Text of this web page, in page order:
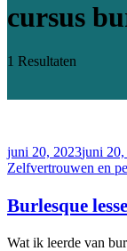
cursus
1 Resultaten
juni 20, 2023juni 20,
Zelfvertrouwen en
Burlesque
Wat ik leerde van